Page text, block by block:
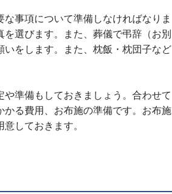
事項について準備しなければなりま
選びます。また、葬儀で弔辞（お別
をします。また、枕飯・枕団子など
準備もしておきましょう。合わせて
る費用、お布施の準備です。お布施
しておきます。